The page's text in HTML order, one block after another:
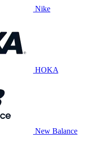
Nike
HOKA
New Balance